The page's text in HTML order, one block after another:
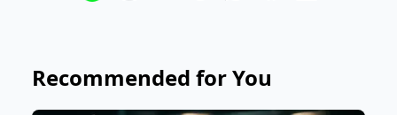
Recommended for You